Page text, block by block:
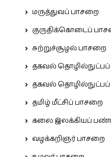
மருத்துவப் பாசறை
குருதிக்கொடைப்
சுற்றுச்சூழல் பாசறை
தகவல்
தகவல்
தமிழ் மீட்சிப் பாசறை
கலை இலக்கியப்
வழக்கறிஞர் பாசறை